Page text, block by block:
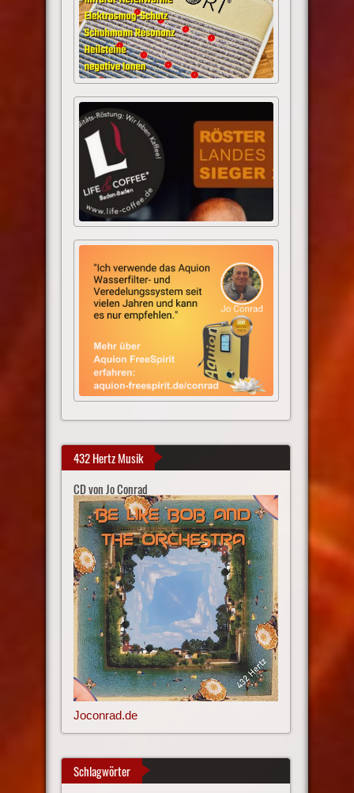
432 Hertz Musik
CD von Jo Conrad
Joconrad.de
Schlagwörter